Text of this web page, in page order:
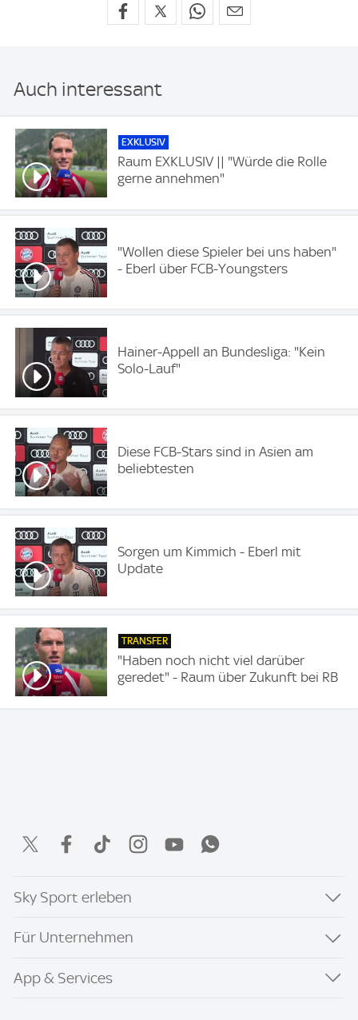
Auch interessant
EXKLUSIV
Raum EXKLUSIV || "Würde die Rolle
gerne annehmen"
"Wollen diese Spieler bei uns haben"
- Eberl über FCB-Youngsters
Hainer-Appell an Bundesliga: "Kein
Solo-Lauf"
Diese FCB-Stars sind in Asien am
beliebtesten
Sorgen um Kimmich - Eberl mit
Update
TRANSFER
"Haben noch nicht viel darüber
geredet" - Raum über Zukunft bei RB
Sky Sport erleben
Für Unternehmen
App & Services